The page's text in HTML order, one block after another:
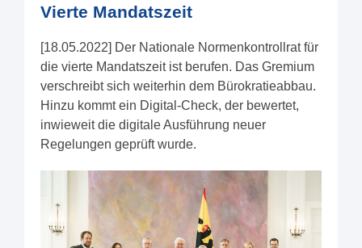
Vierte Mandatszeit
[18.05.2022] Der Nationale Normenkontrollrat für
die vierte Mandatszeit ist berufen. Das Gremium
verschreibt sich weiterhin dem Bürokratieabbau.
Hinzu kommt ein Digital-Check, der bewertet,
inwieweit die digitale Ausführung neuer
Regelungen geprüft wurde.